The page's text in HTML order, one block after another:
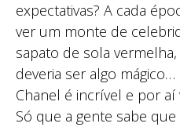
expectativas? A cada
ver um monte de
sapato de sola
deveria ser algo
Chanel é incrível e por aí
Só que a gente sabe